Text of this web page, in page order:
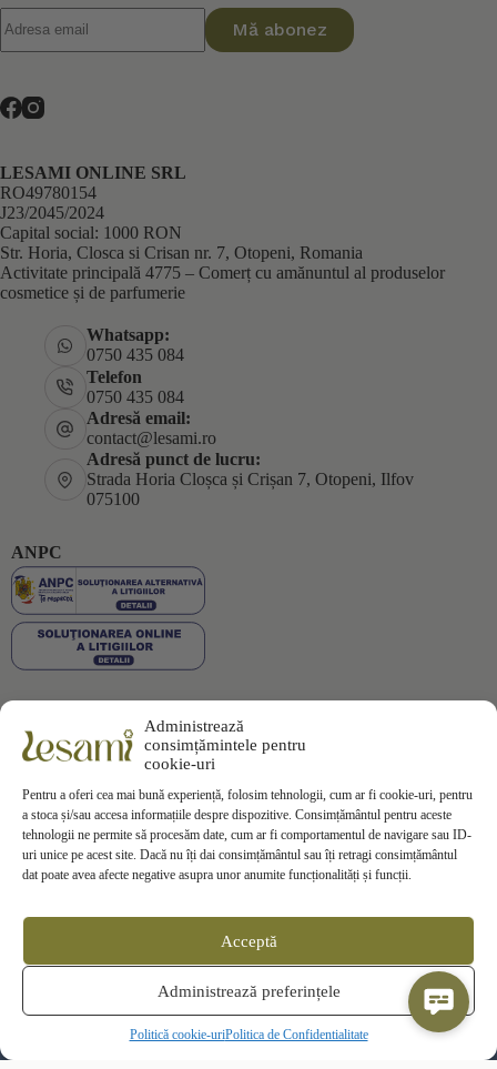
Mă abonez
LESAMI ONLINE SRL
RO49780154
J23/2045/2024
Capital social: 1000 RON
Str. Horia, Closca si Crisan nr. 7, Otopeni, Romania
Activitate principală 4775 – Comerț cu amănuntul al produselor
cosmetice și de parfumerie
Whatsapp:
0750 435 084
Telefon
0750 435 084
Adresă email:
contact@lesami.ro
Adresă punct de lucru:
Strada Horia Cloșca și Crișan 7, Otopeni, Ilfov
075100
ANPC
Plata securizată
Informații
Politica de Retur
Administrează
consimțămintele pentru
cookie-uri
Pentru a oferi cea mai bună experiență, folosim tehnologii, cum ar fi cookie-uri, pentru
a stoca și/sau accesa informațiile despre dispozitive. Consimțământul pentru aceste
tehnologii ne permite să procesăm date, cum ar fi comportamentul de navigare sau ID-
uri unice pe acest site. Dacă nu îți dai consimțământul sau îți retragi consimțământul
dat poate avea afecte negative asupra unor anumite funcționalități și funcții.
Acceptă
Administrează preferințele
Politică cookie-uriPolitica de Confidentialitate